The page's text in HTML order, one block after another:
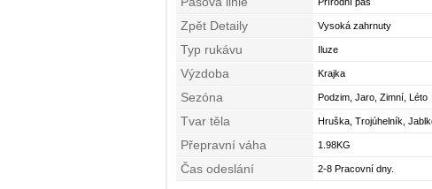
Zpět Detaily Vysoká zahrnuty
Typ rukávu Iluze
Výzdoba Krajka
Sezóna Podzim, Jaro, Zimní, Léto
Tvar těla Hruška, Trojúhelník,
Přepravní váha 1.98KG
Čas odeslání 2-8 Pracovní dny.